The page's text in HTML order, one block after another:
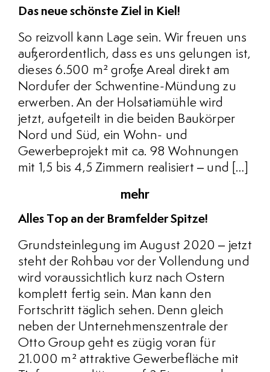
Das neue schönste Ziel in Kiel!
So reizvoll kann Lage sein. Wir freuen uns
außerordentlich, dass es uns gelungen ist,
dieses 6.500 m² große Areal direkt am
Nordufer der Schwentine-Mündung zu
erwerben. An der Holsatiamühle wird
jetzt, aufgeteilt in die beiden Baukörper
Nord und Süd, ein Wohn- und
Gewerbeprojekt mit ca. 98 Wohnungen
mit 1,5 bis 4,5 Zimmern realisiert – und […]
mehr
Alles Top an der Bramfelder Spitze!
Grundsteinlegung im August 2020 – jetzt
steht der Rohbau vor der Vollendung und
wird voraussichtlich kurz nach Ostern
komplett fertig sein. Man kann den
Fortschritt täglich sehen. Denn gleich
neben der Unternehmenszentrale der
Otto Group geht es zügig voran für
21.000 m² attraktive Gewerbefläche mit